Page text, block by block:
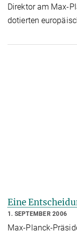
Direktor am Max-
dotierten
Eine
1. SEPTEMBER 2006
Max-Planck-